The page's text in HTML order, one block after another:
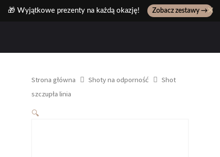
✕
🎁 Wyjątkowe prezenty na każdą okazję! Zobacz zestawy →
Strona główna Shoty na odporność
Shot
szczupła linia
🔍